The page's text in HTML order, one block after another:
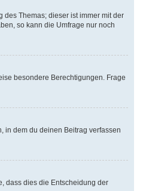
Themas; dieser ist immer mit der
so kann die Umfrage nur noch
besondere Berechtigungen. Frage
in dem du deinen Beitrag verfassen
dass dies die Entscheidung der